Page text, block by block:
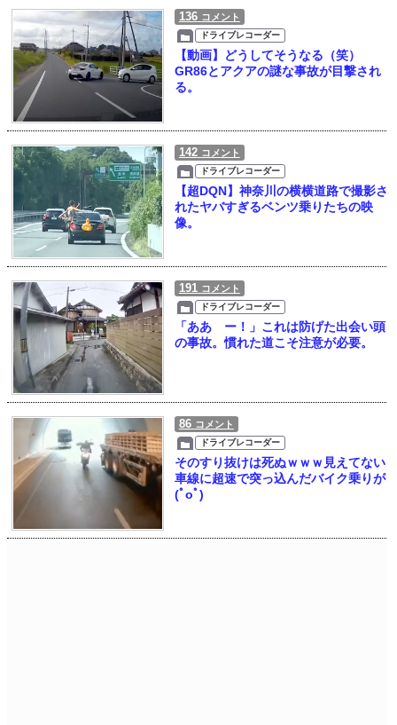
136 コメント
ドライブレコーダー
【動画】どうしてそうなる（笑）
GR86とアクアの謎な事故が目撃され
る。
142 コメント
ドライブレコーダー
【超DQN】神奈川の横横道路で撮影さ
れたヤバすぎるベンツ乗りたちの映
像。
191 コメント
ドライブレコーダー
「ああ゙ー！」これは防げた出会い頭
の事故。慣れた道こそ注意が必要。
86 コメント
ドライブレコーダー
そのすり抜けは死ぬｗｗｗ見えてない
車線に超速で突っ込んだバイク乗りが
(ﾟoﾟ)